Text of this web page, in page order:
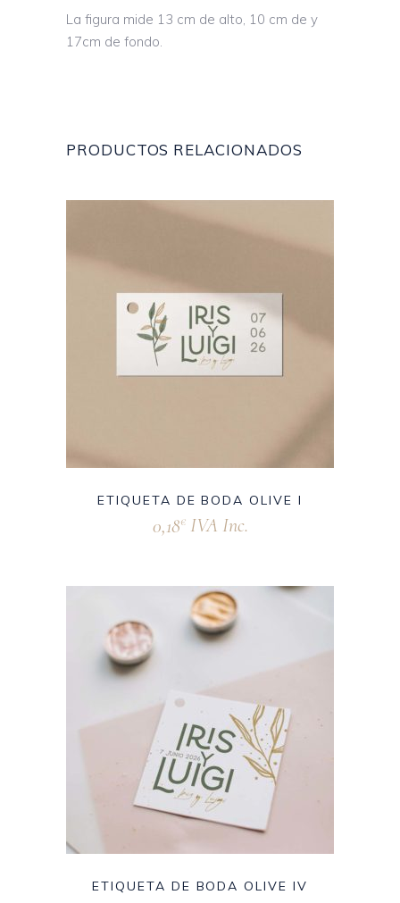
La figura mide 13 cm de alto, 10 cm de y
17cm de fondo.
PRODUCTOS RELACIONADOS
ETIQUETA DE BODA OLIVE I
0,18€ IVA Inc.
ETIQUETA DE BODA OLIVE IV